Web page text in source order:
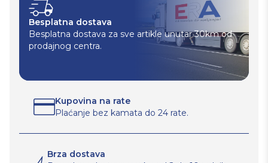
Besplatna dostava
Besplatna dostava za sve artikle unutar 30km od
prodajnog centra.
Kupovina na rate
Plaćanje bez kamata do 24 rate.
Brza dostava